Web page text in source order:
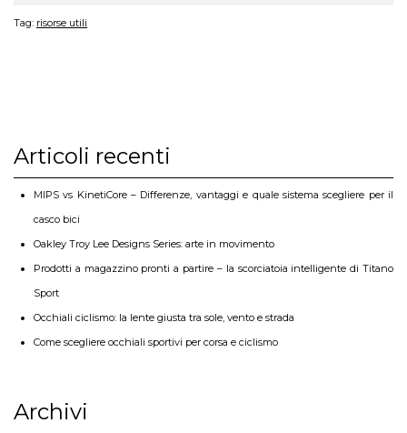
Tag: risorse utili
Articoli recenti
MIPS vs KinetiCore – Differenze, vantaggi e quale sistema scegliere per il
casco bici
Oakley Troy Lee Designs Series: arte in movimento
Prodotti a magazzino pronti a partire – la scorciatoia intelligente di Titano
Sport
Occhiali ciclismo: la lente giusta tra sole, vento e strada
Come scegliere occhiali sportivi per corsa e ciclismo
Archivi